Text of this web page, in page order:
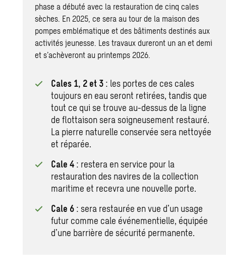
phase a débuté avec la restauration de cinq cales
sèches. En 2025, ce sera au tour de la maison des
pompes emblématique et des bâtiments destinés aux
activités jeunesse. Les travaux dureront un an et demi
et s’achèveront au printemps 2026.
Cales 1, 2 et 3 : les portes de ces cales
toujours en eau seront retirées, tandis que
tout ce qui se trouve au-dessus de la ligne
de flottaison sera soigneusement restauré.
La pierre naturelle conservée sera nettoyée
et réparée.
Cale 4 : restera en service pour la
restauration des navires de la collection
maritime et recevra une nouvelle porte.
Cale 6 : sera restaurée en vue d’un usage
futur comme cale événementielle, équipée
d’une barrière de sécurité permanente.